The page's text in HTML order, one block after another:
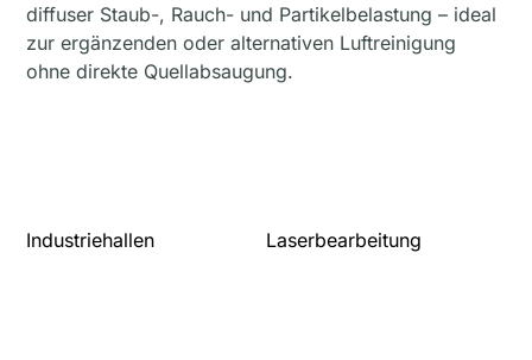
diffuser Staub-, Rauch- und Partikelbelastung – ideal
zur ergänzenden oder alternativen Luftreinigung
ohne direkte Quellabsaugung.
Industriehallen Laserbearbeitung